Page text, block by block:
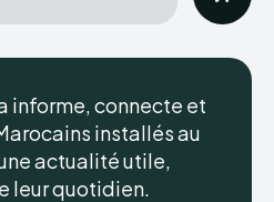
informe, connecte et
installés au
actualité utile,
leur quotidien.